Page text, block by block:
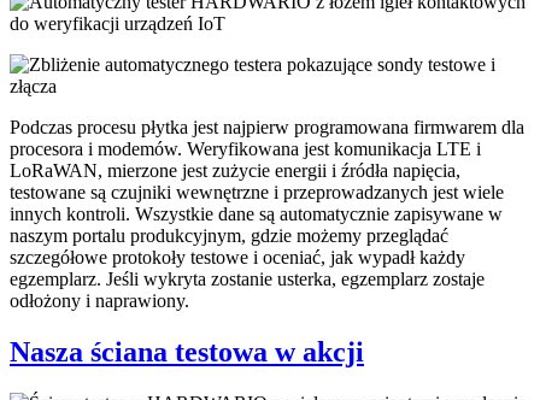
Podczas procesu płytka jest najpierw programowana firmwarem dla
procesora i modemów. Weryfikowana jest komunikacja LTE i
LoRaWAN, mierzone jest zużycie energii i źródła napięcia,
testowane są czujniki wewnętrzne i przeprowadzanych jest wiele
innych kontroli. Wszystkie dane są automatycznie zapisywane w
naszym portalu produkcyjnym, gdzie możemy przeglądać
szczegółowe protokoły testowe i oceniać, jak wypadł każdy
egzemplarz. Jeśli wykryta zostanie usterka, egzemplarz zostaje
odłożony i naprawiony.
Nasza ściana testowa w akcji